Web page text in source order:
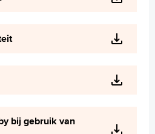
bij gebruik van